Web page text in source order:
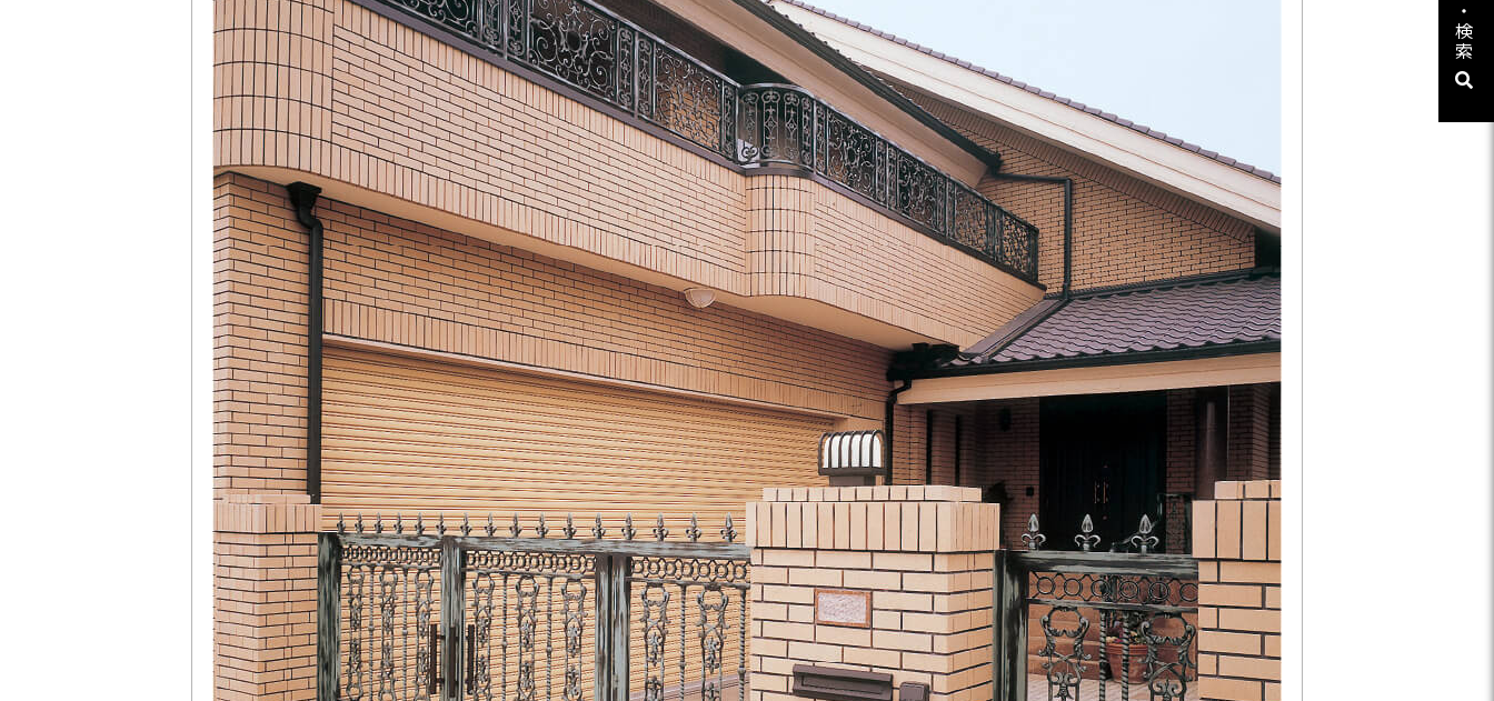
室内装飾（天井ルーバー）
その他
花台シリーズ
T-80・T-85手摺子シリーズ
スライド門扉
アルビュー（フェンス）
特別注文仕様
レジデンシャルシリーズ
ロートアイアン
スライディングゲートL・オートスライ
ディングゲートL
オートゲートシステム
装飾手摺子・アンティック手摺子
アッシューシリーズ
花台シリーズ
T-80・T-85手摺子シリーズ
スライド門扉
・
検
索